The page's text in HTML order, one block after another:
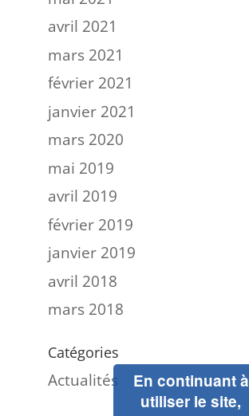
avril 2021
mars 2021
février 2021
janvier 2021
mars 2020
mai 2019
avril 2019
février 2019
janvier 2019
avril 2018
mars 2018
Catégories
Actualités
En continuant à
utiliser le site,